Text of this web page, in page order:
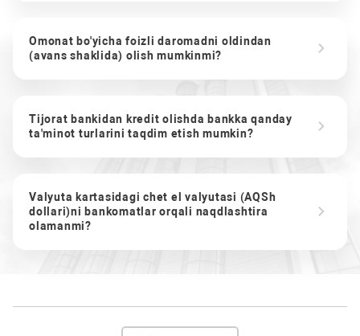
Omonat bo'yicha foizli daromadni oldindan
(avans shaklida) olish mumkinmi?
Tijorat bankidan kredit olishda bankka qanday
ta'minot turlarini taqdim etish mumkin?
Valyuta kartasidagi chet el valyutasi (AQSh
dollari)ni bankomatlar orqali naqdlashtira
olamanmi?